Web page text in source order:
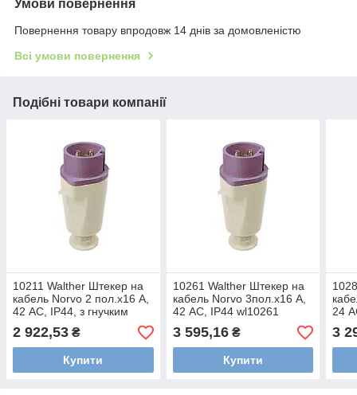
Умови повернення
Повернення товару впродовж 14 днів за домовленістю
Всі умови повернення
Подібні товари компанії
10211 Walther Штекер на
кабель Norvo 2 пол.х16 А,
42 AC, IP44, з гнучким
введенням wl10211
2 922,53 ₴
Купити
10261 Walther Штекер на
кабель Norvo 3пол.х16 А,
42 AC, IP44 wl10261
3 595,16₴
Купити
24
3